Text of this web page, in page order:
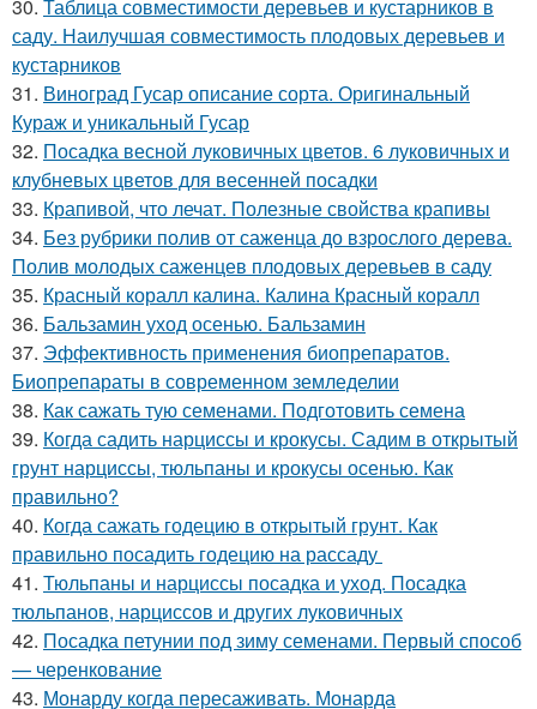
30. Таблица совместимости деревьев и кустарников в
саду. Наилучшая совместимость плодовых деревьев и
кустарников
31. Виноград Гусар описание сорта. Оригинальный
Кураж и уникальный Гусар
32. Посадка весной луковичных цветов. 6 луковичных и
клубневых цветов для весенней посадки
33. Крапивой, что лечат. Полезные свойства крапивы
34. Без рубрики полив от саженца до взрослого дерева.
Полив молодых саженцев плодовых деревьев в саду
35. Красный коралл калина. Калина Красный коралл
36. Бальзамин уход осенью. Бальзамин
37. Эффективность применения биопрепаратов.
Биопрепараты в современном земледелии
38. Как сажать тую семенами. Подготовить семена
39. Когда садить нарциссы и крокусы. Садим в открытый
грунт нарциссы, тюльпаны и крокусы осенью. Как
правильно?
40. Когда сажать годецию в открытый грунт. Как
правильно посадить годецию на рассаду
41. Тюльпаны и нарциссы посадка и уход. Посадка
тюльпанов, нарциссов и других луковичных
42. Посадка петунии под зиму семенами. Первый способ
— черенкование
43. Монарду когда пересаживать. Монарда